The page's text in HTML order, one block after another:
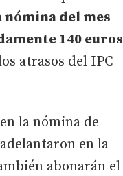
nómina del mes
140 euros
atrasos del IPC
la nómina de
en la
abonarán el